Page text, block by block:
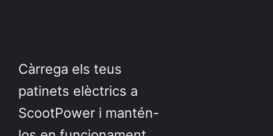
Càrrega els teus
patinets elèctrics a
ScootPower i mantén-